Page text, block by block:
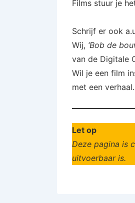
Films stuur je
Schrijf er ook
Wij, ‘Bob de
van de Digitale
Wil je een film
met een verhaal.
Let op
Deze pagina is
uitvoerbaar is.